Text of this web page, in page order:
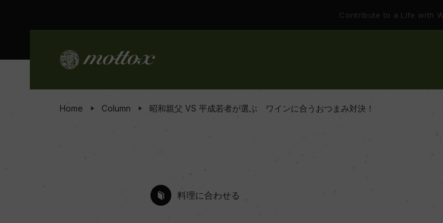
Contribute to a Life with
Home Column 昭和親父 VS 平成若者が選ぶ ワインに合うおつまみ対決！
料理に合わせる